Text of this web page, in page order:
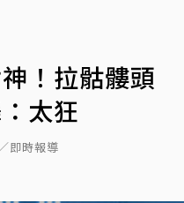
！拉骷髏頭
太狂
即時報導